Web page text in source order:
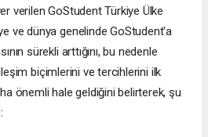
verilen GoStudent Türkiye Ülke
ve dünya genelinde GoStudent'a
sürekli arttığını, bu nedenle
biçimlerini ve tercihlerini ilk
önemli hale geldiğini belirterek, şu